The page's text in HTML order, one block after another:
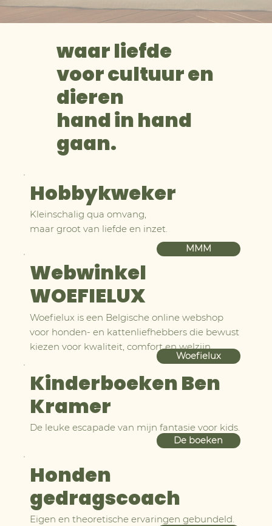
Hobbykweker
Kleinschalig qua omvang,
maar groot van liefde en inzet.
MMM
Webwinkel
WOEFIELUX
Woefielux is een Belgische online webshop
voor honden- en kattenliefhebbers die bewust
kiezen voor kwaliteit, comfort en welzijn.
Woefielux
Kinderboeken Ben
Kramer
De leuke escapade van mijn fantasie voor kids.
De boeken
Honden
gedragscoach
Eigen en theoretische ervaringen gebundeld.
waar liefde
voor cultuur en
dieren
hand in hand
gaan.